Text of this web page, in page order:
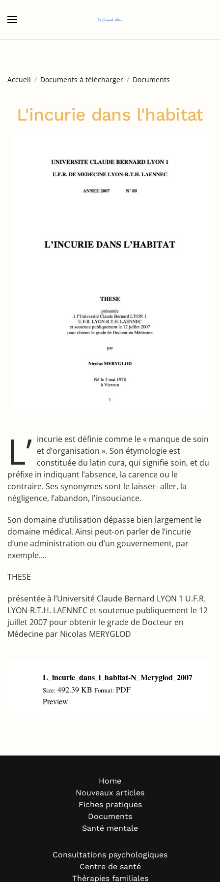
Accueil Documents à télécharger Documents
L'incurie dans l'habitat
L’ incurie est définie comme le « manque de soin
et d’organisation ». Son étymologie est
constituée du latin cura, qui signifie soin, et du
préfixe in indiquant l’absence, la carence ou le
contraire. Ses synonymes sont le laisser- aller, la
négligence, l’abandon, l’insouciance.
Son domaine d’utilisation dépasse bien largement le
domaine médical. Ainsi peut-on parler de l’incurie
d’une administration ou d’un gouvernement, par
exemple....
THESE
présentée à l’Université Claude Bernard LYON 1 U.F.R.
LYON-R.T.H. LAENNEC et soutenue publiquement le 12
juillet 2007 pour obtenir le grade de Docteur en
Médecine par Nicolas MERYGLOD
L_incurie_dans_l_habitat-N_Meryglod_2007
Size: 492.39 KB Format: PDF
Preview
Home
Nouveaux articles
Fiches pratiques
Documents
Santé mentale
Consultations psychologiques
Centre de santé
Thérapies familiales